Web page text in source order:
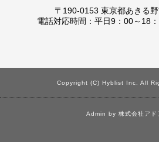
〒190-0153 東京都あきる
電話対応時間：平日9：00～18
Copyright (C) Hyblist Inc. All
Admin by 株式会社アド